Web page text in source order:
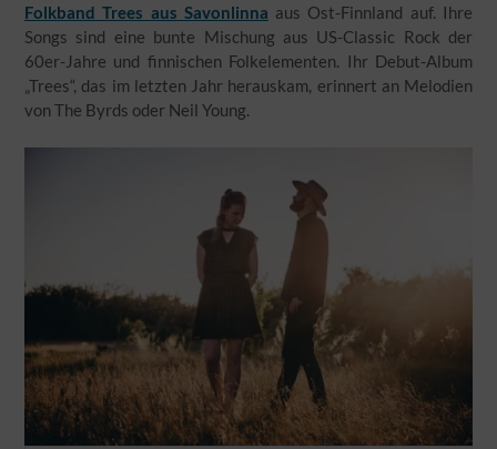
Folkband Trees aus Savonlinna aus Ost-Finnland auf. Ihre
Songs sind eine bunte Mischung aus US-Classic Rock der
60er-Jahre und finnischen Folkelementen. Ihr Debut-Album
„Trees“, das im letzten Jahr herauskam, erinnert an Melodien
von The Byrds oder Neil Young.